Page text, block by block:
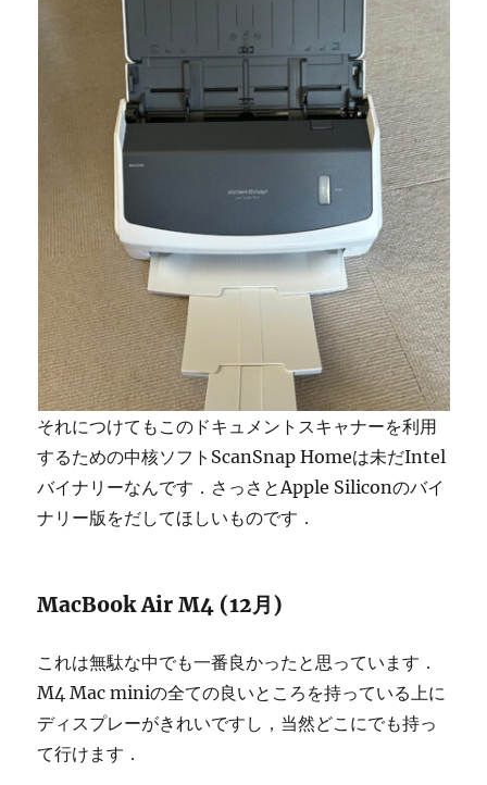
それにつけてもこのドキュメントスキャナーを利用
するための中核ソフトScanSnap Homeは未だIntel
バイナリーなんです．さっさとApple Siliconのバイ
ナリー版をだしてほしいものです．
MacBook Air M4 (12月)
これは無駄な中でも一番良かったと思っています．
M4 Mac miniの全ての良いところを持っている上に
ディスプレーがきれいですし，当然どこにでも持っ
て行けます．